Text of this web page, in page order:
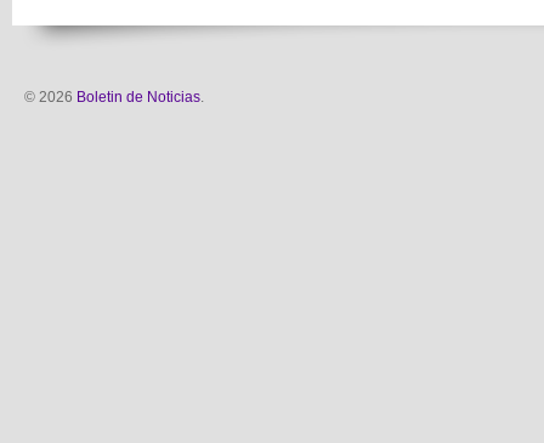
© 2026 Boletin de Noticias.